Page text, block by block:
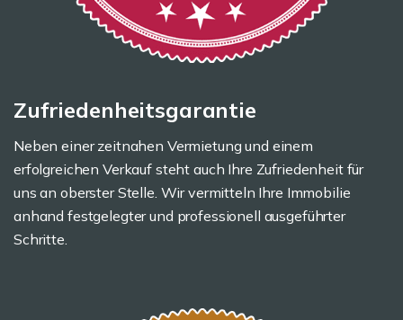
Zufriedenheitsgarantie
Neben einer zeitnahen Vermietung und einem
erfolgreichen Verkauf steht auch Ihre Zufriedenheit für
uns an oberster Stelle. Wir vermitteln Ihre Immobilie
anhand festgelegter und professionell ausgeführter
Schritte.